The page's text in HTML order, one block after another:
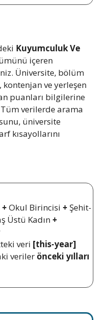
Kuyumculuk Ve
içeren
Üniversite, bölüm
ve yerleşen
puanları bilgilerine
verilerde arama
üniversite
kısayollarını
+ Okul Birincisi + Şehit-
Üstü Kadın +
veri [this-year]
veriler önceki yılları